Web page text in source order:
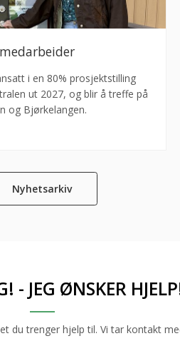
i en 80% prosjektstilling
ut 2027, og blir å treffe på
og Bjørkelangen.
Nyhetsarkiv
- JEG ØNSKER
du trenger hjelp til. Vi tar kontakt